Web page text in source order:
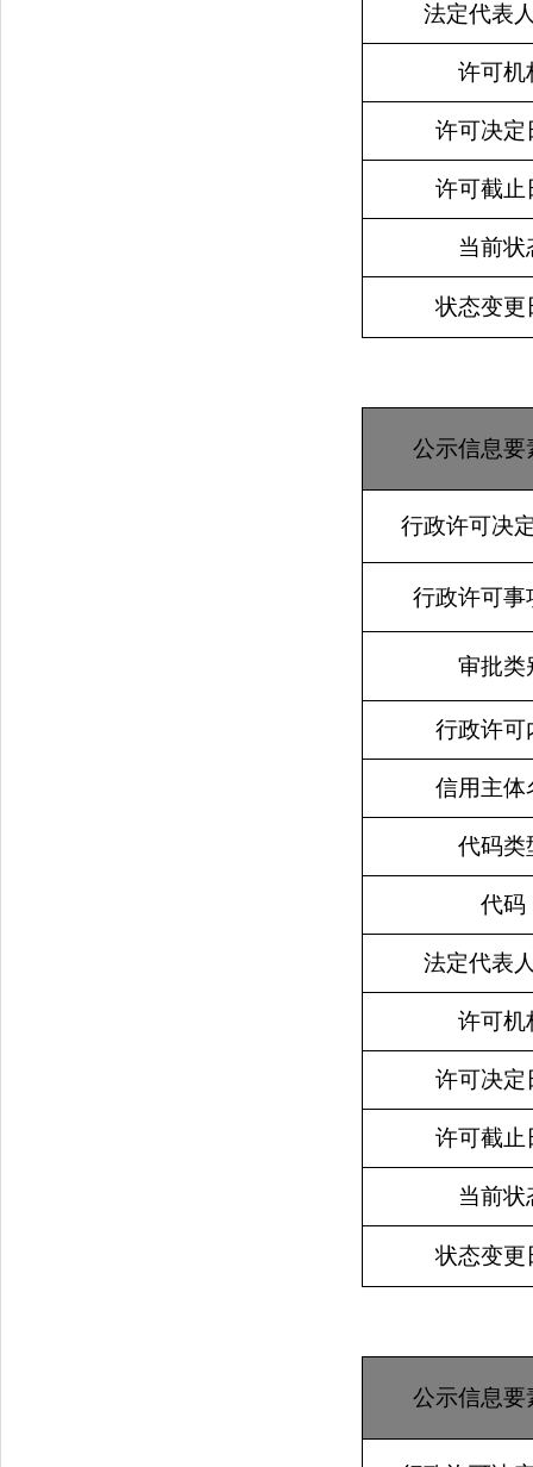
法定代表
许可机
许可决定
许可截止
当前状
状态变更
公示信息要
行政许可决
行政许可事
审批类
行政许可
信用主体
代码类
代码
法定代表
许可机
许可决定
许可截止
当前状
状态变更
公示信息要